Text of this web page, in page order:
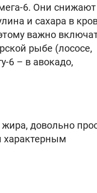
6. Они снижают
и сахара в
важно
рыбе (лососе,
6 – в авокадо,
довольно
характерным